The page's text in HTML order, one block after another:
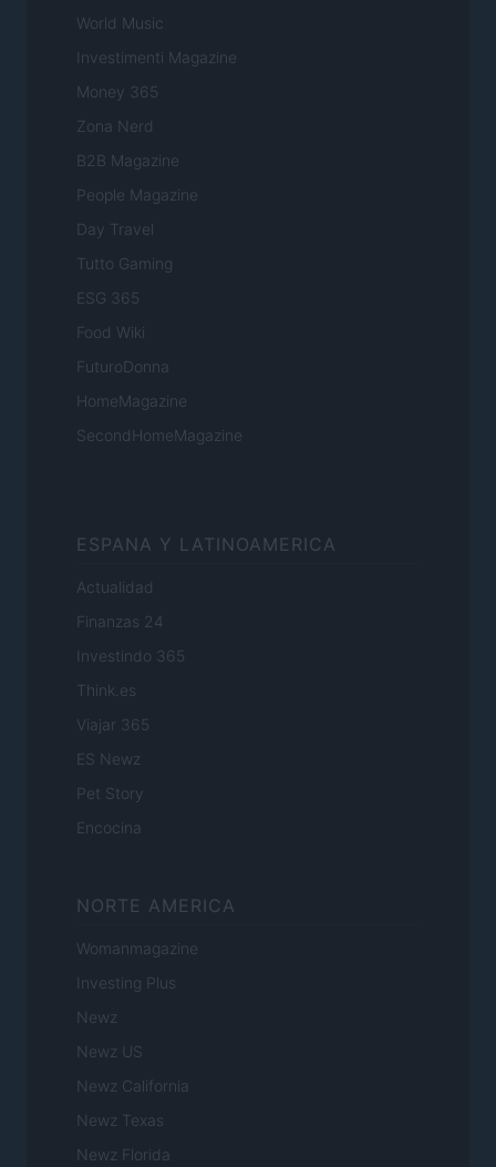
World Music
Investimenti Magazine
Money 365
Zona Nerd
B2B Magazine
People Magazine
Day Travel
Tutto Gaming
ESG 365
Food Wiki
FuturoDonna
HomeMagazine
SecondHomeMagazine
ESPANA Y LATINOAMERICA
Actualidad
Finanzas 24
Investindo 365
Think.es
Viajar 365
ES Newz
Pet Story
Encocina
NORTE AMERICA
Womanmagazine
Investing Plus
Newz
Newz US
Newz California
Newz Texas
Newz Florida